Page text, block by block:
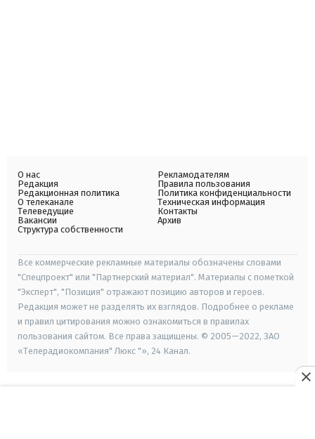
О нас
Редакция
Редакционная политика
О телеканале
Телеведущие
Вакансии
Структура собственности
Рекламодателям
Правила пользования
Политика конфиденциальности
Техническая информация
Контакты
Архив
Все коммерческие рекламные материалы обозначены словами
"Спецпроект" или "Партнерский материал". Материалы с пометкой
"Эксперт", "Позиция" отражают позицию авторов и героев.
Редакция может не разделять их взглядов. Подробнее о рекламе
и правил цитирования можно ознакомиться в правилах
пользования сайтом. Все права защищены. © 2005—2022, ЗАО
«Телерадиокомпания" Люкс "», 24 Канал.